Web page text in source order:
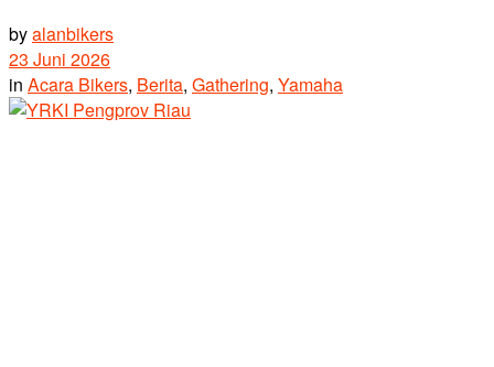
byalanbikers
23 Juni 2026
in Acara Bikers, Berita, Gathering, Yamaha